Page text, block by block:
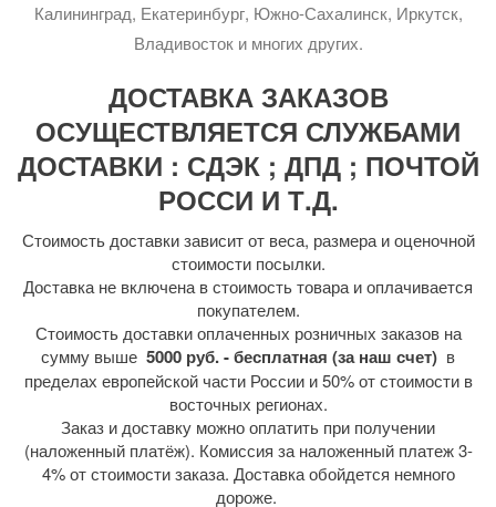
Калининград, Екатеринбург, Южно-Сахалинск, Иркутск,
Владивосток и многих других.
ДОСТАВКА ЗАКАЗОВ
ОСУЩЕСТВЛЯЕТСЯ СЛУЖБАМИ
ДОСТАВКИ : СДЭК ; ДПД ; ПОЧТОЙ
РОССИ И Т.Д.
Стоимость доставки зависит от веса, размера и оценочной
стоимости посылки.
Доставка не включена в стоимость товара и оплачивается
покупателем.
Стоимость доставки оплаченных розничных заказов на
сумму выше 5000 руб. - бесплатная (за наш счет) в
пределах европейской части России и 50% от стоимости в
восточных регионах.
Заказ и доставку можно оплатить при получении
(наложенный платёж). Комиссия за наложенный платеж 3-
4% от стоимости заказа. Доставка обойдется немного
дороже.